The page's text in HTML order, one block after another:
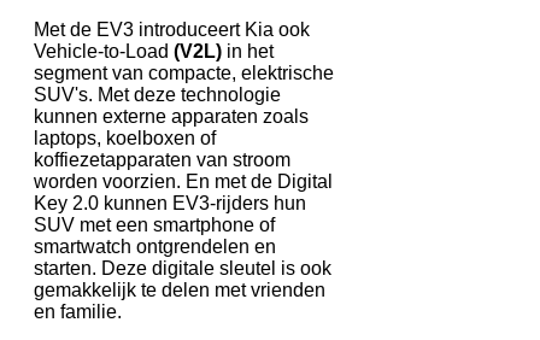
Met de EV3 introduceert Kia ook
Vehicle-to-Load (V2L) in het
segment van compacte, elektrische
SUV's. Met deze technologie
kunnen externe apparaten zoals
laptops, koelboxen of
koffiezetapparaten van stroom
worden voorzien. En met de Digital
Key 2.0 kunnen EV3-rijders hun
SUV met een smartphone of
smartwatch ontgrendelen en
starten. Deze digitale sleutel is ook
gemakkelijk te delen met vrienden
en familie.